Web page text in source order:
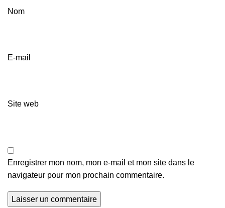
Nom
E-mail
Site web
Enregistrer mon nom, mon e-mail et mon site dans le
navigateur pour mon prochain commentaire.